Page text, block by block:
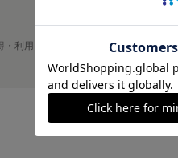
・利用 プライバシーポリシー 会社
©GMO